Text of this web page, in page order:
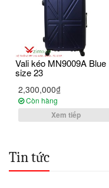
Vali kéo MN9009A Blue
size 23
2,300,000₫
Còn hàng
Xem tiếp
Tin tức